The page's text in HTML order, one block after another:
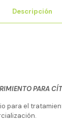
Descripción
PARA
para el